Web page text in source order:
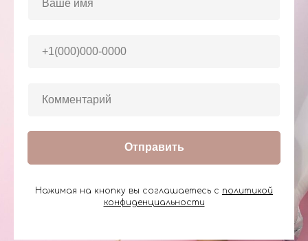
Отправить
Нажимая на кнопку вы соглашаетесь с политикой
конфиденциальности